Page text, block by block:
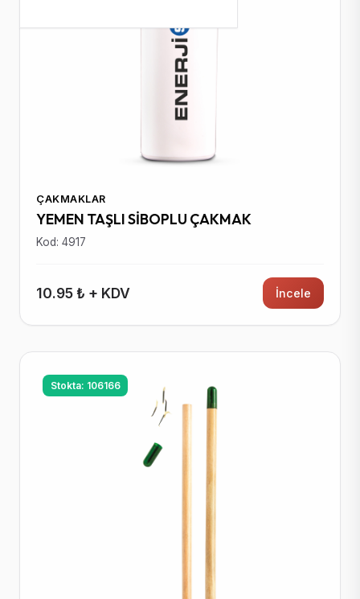
ÇAKMAKLAR
YEMEN TAŞLI SİBOPLU ÇAKMAK
Kod: 4917
10.95 ₺ + KDV İncele
Stokta: 106166